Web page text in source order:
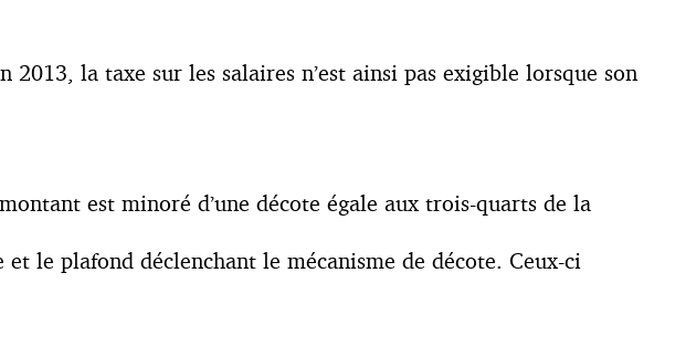
la taxe sur les salaires n’est ainsi pas exigible lorsque son
est minoré d’une décote égale aux trois-quarts de la
le plafond déclenchant le mécanisme de décote. Ceux-ci